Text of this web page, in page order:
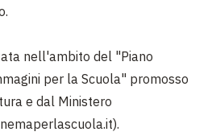
nell'ambito del "Piano
per la Scuola" promosso
e dal Ministero